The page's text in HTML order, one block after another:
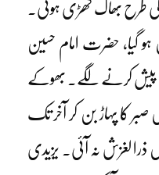
طرح بھاگ کھڑی ہوتی۔
ہو گیا، حضرت امام حسین
پیش کرنے لگے۔ بھوکے
صبر کا پہاڑ بن کر آخر تک
لغزش نہ آئی۔ یزیدی